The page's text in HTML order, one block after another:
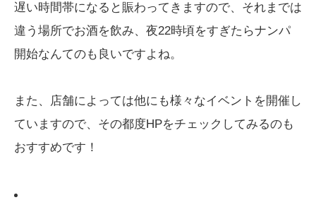
遅い時間帯になると賑わってきますので、それまでは
違う場所でお酒を飲み、夜22時頃をすぎたらナンパ
開始なんてのも良いですよね。
また、店舗によっては他にも様々なイベントを開催し
ていますので、その都度HPをチェックしてみるのも
おすすめです！